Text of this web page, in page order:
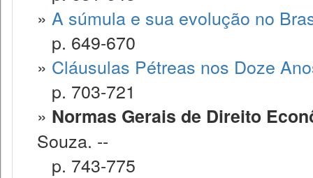
» A súmula e sua evolução no
p. 649-670
» Cláusulas Pétreas nos Doze
p. 703-721
» Normas Gerais de Direito
Souza. --
p. 743-775